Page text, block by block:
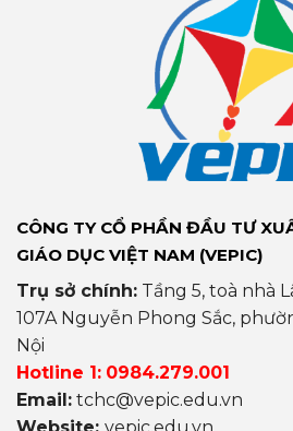
CÔNG TY CỔ PHẦN ĐẦU TƯ
GIÁO DỤC VIỆT NAM (VEPIC)
Trụ sở chính: Tầng 5, toà nhà
107A Nguyễn Phong Sắc,
Nội
Hotline 1: 0984.279.001
Email: tchc@vepic.edu.vn